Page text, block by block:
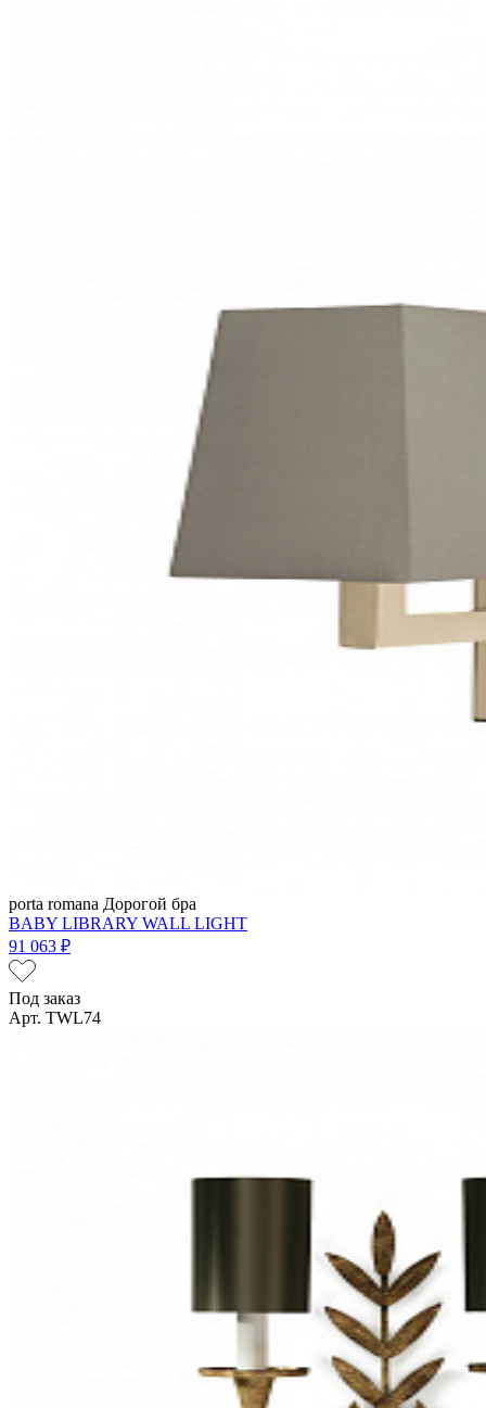
porta romana Дорогой бра
BABY LIBRARY WALL LIGHT
91 063 ₽
Под заказ
Арт. TWL74